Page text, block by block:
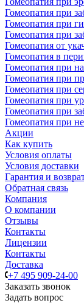
Гомеопатия при
Гомеопатия при
Гомеопатия при
Гомеопатия от
Гомеопатия в
Гомеопатия при
Гомеопатия при
Гомеопатия при
Гомеопатия при
Гомеопатия при
Гомеопатия при
Акции
Как купить
Условия оплаты
Условия доставки
Гарантия и
Обратная связь
Компания
О компании
Отзывы
Контакты
Лицензии
Контакты
Доставка
+7 495 909-24-00
Заказать звонок
Задать вопрос